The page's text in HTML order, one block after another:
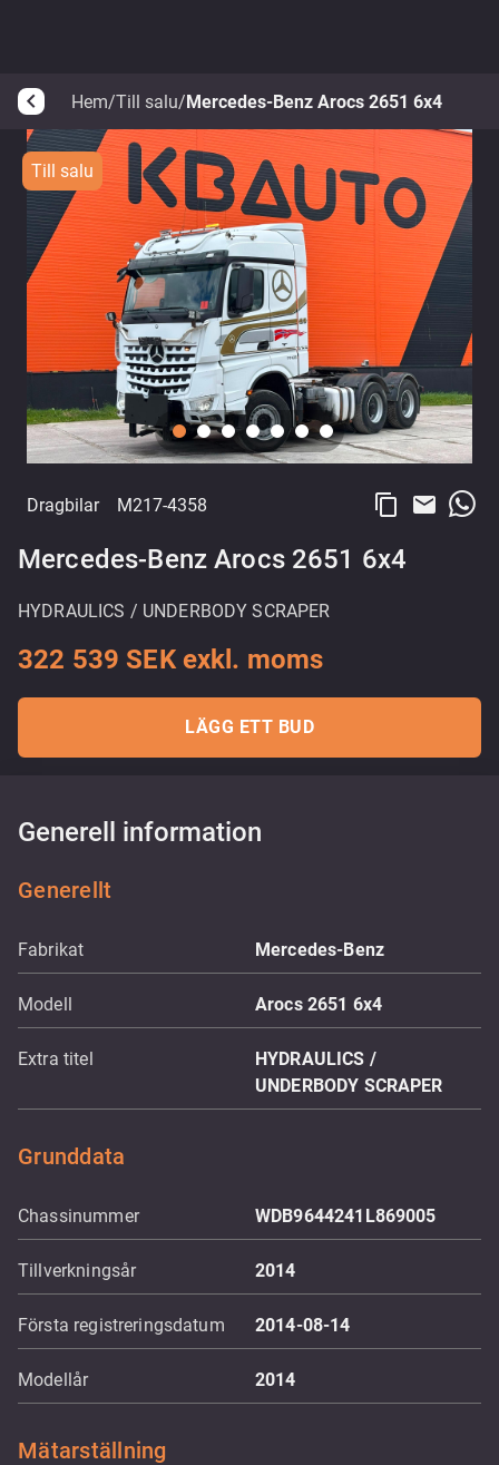
arrow_back_ios Hem/Till salu/Mercedes-Benz Arocs 2651 6x4
Till salu
Dragbilar M217-4358 content_copy email
Mercedes-Benz Arocs 2651 6x4
HYDRAULICS / UNDERBODY SCRAPER
322 539 SEK exkl. moms
LÄGG ETT BUD
Generell information
Generellt
Fabrikat Mercedes-Benz
Modell Arocs 2651 6x4
Extra titel
HYDRAULICS /
UNDERBODY SCRAPER
Grunddata
Chassinummer WDB9644241L869005
Tillverkningsår 2014
Första registreringsdatum 2014-08-14
Modellår 2014
Mätarställning